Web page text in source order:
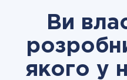
Ви
якого у